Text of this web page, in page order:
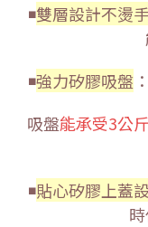
◾雙層設計不燙
◾強力矽膠吸盤
吸盤能承受3公
◾貼心矽膠上蓋